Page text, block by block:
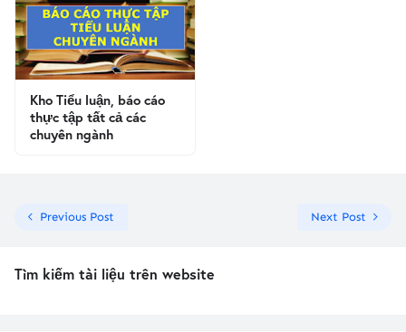
Kho Tiểu luận, báo cáo
thực tập tất cả các
chuyên ngành
Previous Post Next Post
Tìm kiếm tài liệu trên website